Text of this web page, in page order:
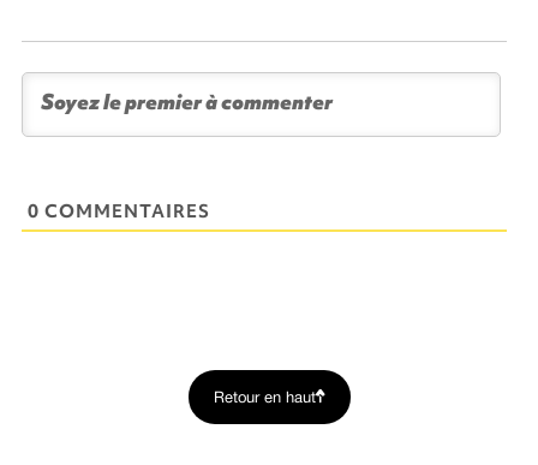
0 COMMENTAIRES
Retour en haut